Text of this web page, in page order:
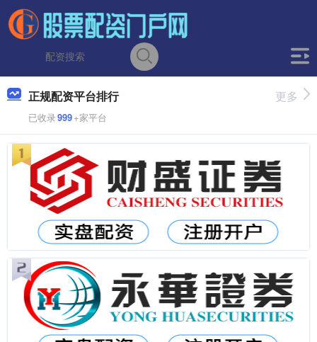
正规配资平台排行
已收录999+家平台
更多